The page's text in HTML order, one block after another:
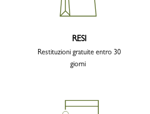
RESI
Restituzioni gratuite entro 30
giorni